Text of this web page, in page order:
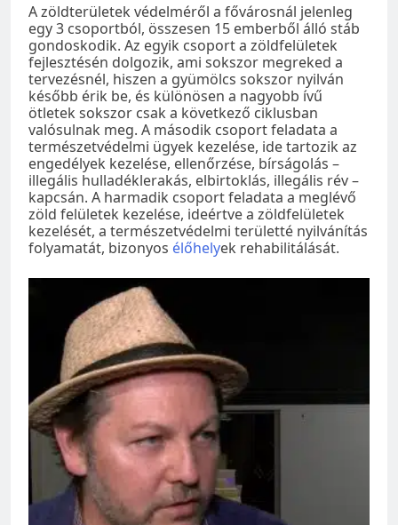
A zöldterületek védelméről a fővárosnál jelenleg
egy 3 csoportból, összesen 15 emberből álló stáb
gondoskodik. Az egyik csoport a zöldfelületek
fejlesztésén dolgozik, ami sokszor megreked a
tervezésnél, hiszen a gyümölcs sokszor nyilván
később érik be, és különösen a nagyobb ívű
ötletek sokszor csak a következő ciklusban
valósulnak meg. A második csoport feladata a
természetvédelmi ügyek kezelése, ide tartozik az
engedélyek kezelése, ellenőrzése, bírságolás –
illegális hulladéklerakás, elbirtoklás, illegális rév –
kapcsán. A harmadik csoport feladata a meglévő
zöld felületek kezelése, ideértve a zöldfelületek
kezelését, a természetvédelmi területté nyilvánítás
folyamatát, bizonyos élőhelyek rehabilitálását.